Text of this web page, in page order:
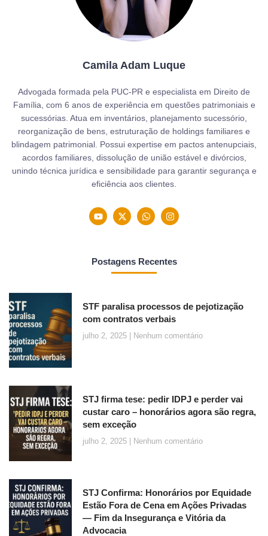
Camila Adam Luque
Advogada formada pela PUC-PR e especialista em Direito de
Família, com 6 anos de experiência em questões patrimoniais e
sucessórias. Atua em inventários, planejamento sucessório,
reorganização de bens, estruturação de holdings familiares e
blindagem patrimonial. Possui expertise em pactos antenupciais,
acordos familiares, dissolução de união estável e divórcios,
unindo técnica jurídica e sensibilidade para garantir segurança e
eficiência aos clientes.
Postagens Recentes
STF paralisa processos de pejotização
com contratos verbais
julho 2, 2025 Nenhum comentário
STJ firma tese: pedir IDPJ e perder vai
custar caro – honorários agora são regra,
sem exceção
julho 2, 2025 Nenhum comentário
STJ Confirma: Honorários por Equidade
Estão Fora de Cena em Ações Privadas
— Fim da Insegurança e Vitória da
Advocacia